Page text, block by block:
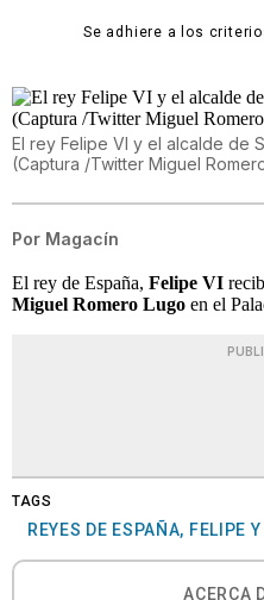
Se adhiere a los
El rey Felipe VI y el alcalde de
(Captura /Twitter Miguel
Por Magacín
El rey de España, Felipe VI
Miguel Romero Lugo en el
TAGS
REYES DE ESPAÑA, FELIPE
ACERCA